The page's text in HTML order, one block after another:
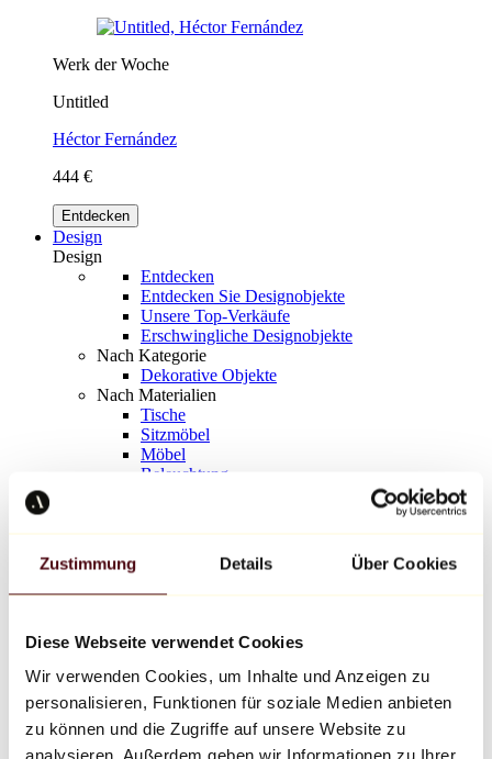
Zustimmung Details Über Cookies
Diese Webseite verwendet Cookies
Wir verwenden Cookies, um Inhalte und Anzeigen zu
personalisieren, Funktionen für soziale Medien anbieten
zu können und die Zugriffe auf unsere Website zu
analysieren. Außerdem geben wir Informationen zu Ihrer
Werk der Woche
Untitled
Héctor Fernández
444 €
Entdecken
Design
Design
Entdecken
Entdecken Sie Designobjekte
Unsere Top-Verkäufe
Erschwingliche Designobjekte
Nach Kategorie
Dekorative Objekte
Nach Materialien
Tische
Sitzmöbel
Möbel
Beleuchtung
Richard Orlinski
Keith Haring
Jeff Koons
Jean-Michel Basquiat
Alle Designer
Werk der Woche